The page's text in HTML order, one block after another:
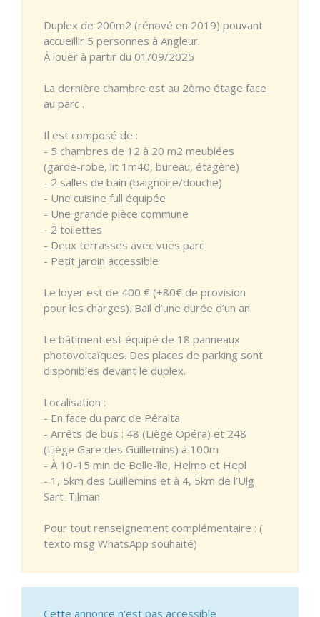
Duplex de 200m2 (rénové en 2019) pouvant
accueillir 5 personnes à Angleur.
À louer à partir du 01/09/2025
La dernière chambre est au 2ème étage face
au parc .
Il est composé de :
- 5 chambres de 12 à 20 m2 meublées
(garde-robe, lit 1m40, bureau, étagère)
- 2 salles de bain (baignoire/douche)
- Une cuisine full équipée
- Une grande pièce commune
- 2 toilettes
- Deux terrasses avec vues parc
- Petit jardin accessible
Le loyer est de 400 € (+80€ de provision
pour les charges). Bail d’une durée d’un an.
Le bâtiment est équipé de 18 panneaux
photovoltaïques. Des places de parking sont
disponibles devant le duplex.
Localisation :
- En face du parc de Péralta
- Arrêts de bus : 48 (Liège Opéra) et 248
(Liège Gare des Guillemins) à 100m
- À 10-15 min de Belle-île, Helmo et Hepl
- 1, 5km des Guillemins et à 4, 5km de l’Ulg
Sart-Tilman
Pour tout renseignement complémentaire : (
texto msg WhatsApp souhaité)
Cette annonce n'est pas accessible